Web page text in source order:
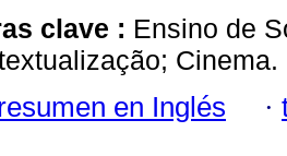
clave : Ensino de
Cinema.
en Inglés ·